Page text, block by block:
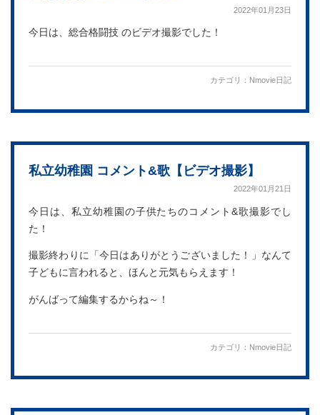
2022年01月23日
今日は、総合格闘技 のビデオ撮影でした！
カテゴリ： Nmovie日記
私立幼稚園 コメント&歌【ビデオ撮影】
2022年01月21日
今日は、私立幼稚園の子供たちのコメント&歌撮影でし
た！
撮影終わりに「今日はありがとうございました！」なんて
子どもに言われると、ほんと元気もらえます！
がんばって編集するからね～！
カテゴリ： Nmovie日記